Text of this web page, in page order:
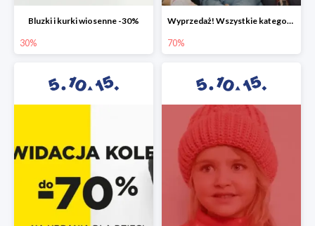
Bluzki i kurki wiosenne -30%
30%
Wyprzedaż! Wszystkie kategorie do -70%
70%